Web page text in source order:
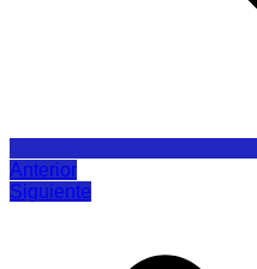
Anterior
Siguiente